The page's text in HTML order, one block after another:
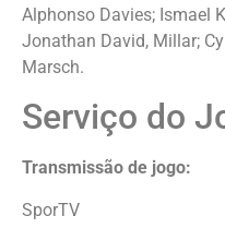
Alphonso Davies; Ismael
Jonathan David, Millar;
Marsch.
Serviço do
Transmissão de jogo:
SporTV